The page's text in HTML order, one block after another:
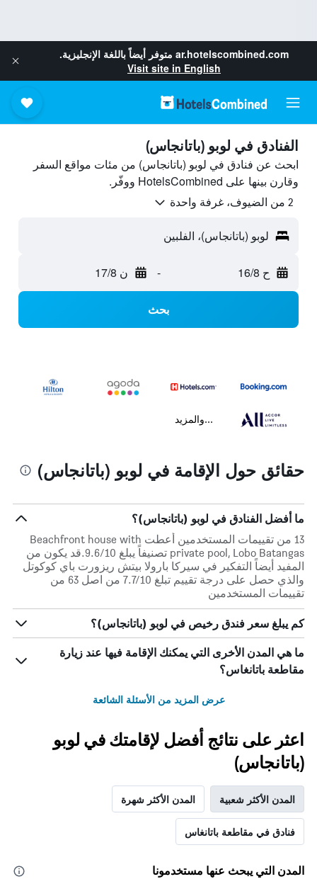
ar.hotelscombined.com متوفر أيضاً باللغة الإنجليزية.
Visit site in English
الفنادق في لوبو (باتانجاس)
ابحث عن فنادق في لوبو (باتانجاس) من مئات مواقع السفر
وقارن بينها على HotelsCombined ووفّر.
2 من الضيوف، غرفة واحدة
لوبو (باتانجاس)، الفلبين
ح 16/8 - ن 17/8
بحث
...والمزيد
حقائق حول الإقامة في لوبو (باتانجاس)
ما أفضل الفنادق في لوبو (باتانجاس)؟
13 من تقييمات المستخدمين أعطت Beachfront house with
private pool, Lobo Batangas تصنيفاً يبلغ 9.6/10.قد يكون من
المفيد أيضاً التفكير في سيركا بارولا بيتش ريزورت باي كوكوتل
والذي حصل على درجة تقييم تبلغ 7.7/10 من اصل 63 من
تقييمات المستخدمين
كم يبلغ سعر فندق رخيص في لوبو (باتانجاس)؟
ما هي المدن الأخرى التي يمكنك الإقامة فيها عند زيارة
مقاطعة باتانغاس؟
عرض المزيد من الأسئلة الشائعة
اعثر على نتائج أفضل لإقامتك في لوبو
(باتانجاس)
المدن الأكثر شعبية المدن الأكثر شهرة
فنادق في مقاطعة باتانغاس
المدن التي يبحث عنها مستخدمونا